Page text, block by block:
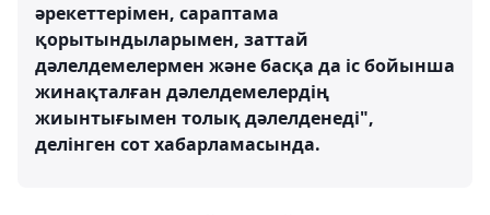
әрекеттерімен, сараптама
қорытындыларымен, заттай
дәлелдемелермен және басқа да іс бойынша
жинақталған дәлелдемелердің
жиынтығымен толық дәлелденеді",
делінген сот хабарламасында.